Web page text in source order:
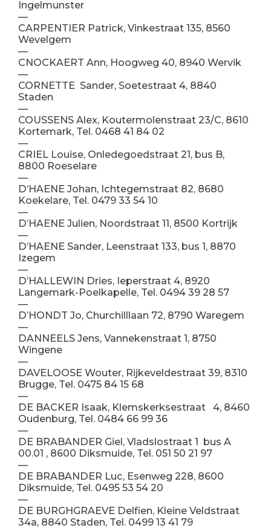
Ingelmunster
—
CARPENTIER Patrick, Vinkestraat 135, 8560
Wevelgem
—
CNOCKAERT Ann, Hoogweg 40, 8940 Wervik
—
CORNETTE Sander, Soetestraat 4, 8840
Staden
—
COUSSENS Alex, Koutermolenstraat 23/C, 8610
Kortemark, Tel. 0468 41 84 02
—
CRIEL Louise, Onledegoedstraat 21, bus B,
8800 Roeselare
—
D’HAENE Johan, Ichtegemstraat 82, 8680
Koekelare, Tel. 0479 33 54 10
—
D’HAENE Julien, Noordstraat 11, 8500 Kortrijk
—
D’HAENE Sander, Leenstraat 133, bus 1, 8870
Izegem
—
D’HALLEWIN Dries, Ieperstraat 4, 8920
Langemark-Poelkapelle, Tel. 0494 39 28 57
—
D’HONDT Jo, Churchilllaan 72, 8790 Waregem
—
DANNEELS Jens, Vannekenstraat 1, 8750
Wingene
—
DAVELOOSE Wouter, Rijkeveldestraat 39, 8310
Brugge, Tel. 0475 84 15 68
—
DE BACKER Isaak, Klemskerksestraat 4, 8460
Oudenburg, Tel. 0484 66 99 36
—
DE BRABANDER Giel, Vladslostraat 1 bus A
00.01 , 8600 Diksmuide, Tel. 051 50 21 97
—
DE BRABANDER Luc, Esenweg 228, 8600
Diksmuide, Tel. 0495 53 54 20
—
DE BURGHGRAEVE Delfien, Kleine Veldstraat
34a, 8840 Staden, Tel. 0499 13 41 79